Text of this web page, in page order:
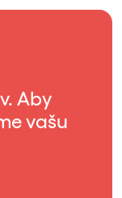
Aby
vašu